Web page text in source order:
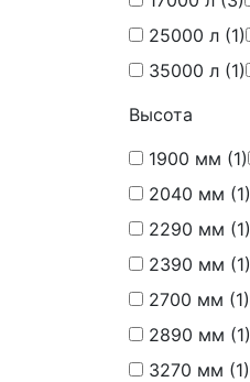
25000 л (1)
35000 л (1)
Высота
1900 мм (1)
2040 мм (1)
2290 мм (1)
2390 мм (1)
2700 мм (1)
2890 мм (1)
3270 мм (1)